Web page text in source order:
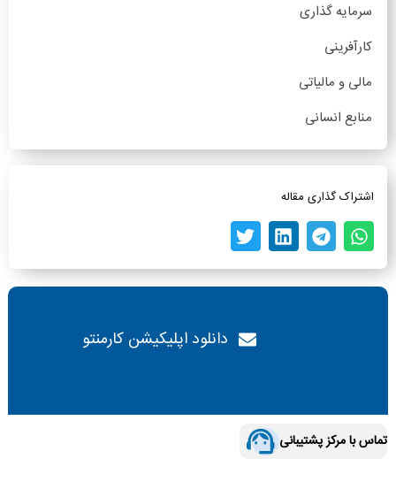
سرمایه گذاری
کارآفرینی
مالی و مالیاتی
منابع انسانی
اشتراک گذاری مقاله
دانلود اپلیکیشن کارمنتو
تماس با مرکز پشتیبانی